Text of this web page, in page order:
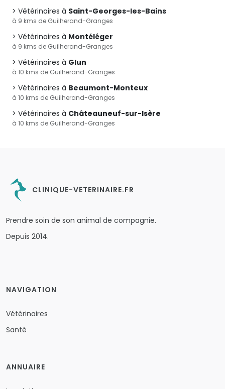
Vétérinaires à Saint-Georges-les-Bains
à 9 kms de Guilherand-Granges
Vétérinaires à Montéléger
à 9 kms de Guilherand-Granges
Vétérinaires à Glun
à 10 kms de Guilherand-Granges
Vétérinaires à Beaumont-Monteux
à 10 kms de Guilherand-Granges
Vétérinaires à Châteauneuf-sur-Isère
à 10 kms de Guilherand-Granges
CLINIQUE-VETERINAIRE.FR
Prendre soin de son animal de compagnie.
Depuis 2014.
NAVIGATION
Vétérinaires
Santé
ANNUAIRE